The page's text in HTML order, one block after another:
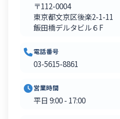
〒112-0004
東京都文京区後楽2-1-11
飯田橋デルタビル６F
電話番号
03-5615-8861
営業時間
平日 9:00 - 17:00